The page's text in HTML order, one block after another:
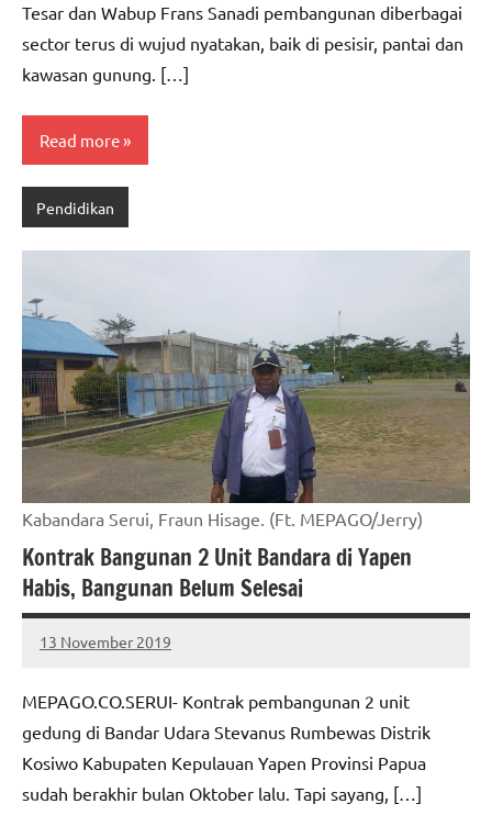
Tesar dan Wabup Frans Sanadi pembangunan diberbagai
sector terus di wujud nyatakan, baik di pesisir, pantai dan
kawasan gunung. […]
Read more
Pendidikan
Kabandara Serui, Fraun Hisage. (Ft. MEPAGO/Jerry)
Kontrak Bangunan 2 Unit Bandara di Yapen
Habis, Bangunan Belum Selesai
13 November 2019
MEPAGO
No
MEPAGO.CO.SERUI- Kontrak pembangunan 2 unit
gedung di Bandar Udara Stevanus Rumbewas Distrik
Kosiwo Kabupaten Kepulauan Yapen Provinsi Papua
sudah berakhir bulan Oktober lalu. Tapi sayang, […]